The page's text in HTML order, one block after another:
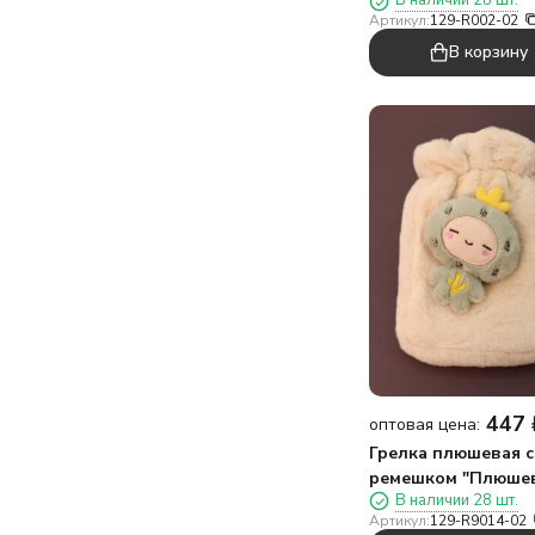
Артикул:129-R002-02
В корзину
оптовая цена: 447
Грелка плюшевая с
ремешком
друзья", кактус,
(21*15,2 см)
В наличии 28 шт.
Артикул:129-R9014-02